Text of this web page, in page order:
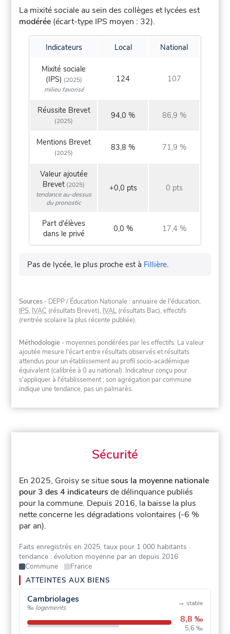
La mixité sociale au sein des collèges et lycées est
modérée (écart-type IPS moyen : 32).
Indicateurs Local National
Mixité sociale
(IPS) (2025)
milieu favorisé
124 107
Réussite Brevet
(2025)
94,0 % 86,9 %
Mentions Brevet
(2025)
83,8 % 71,9 %
Valeur ajoutée
Brevet (2025)
tendance au-dessus
du pronostic
+0,0 pts 0 pts
Part d'élèves
dans le privé
0,0 % 17,4 %
Pas de lycée, le plus proche est à Fillière.
Sources - DEPP / Éducation Nationale : annuaire de l'éducation,
IPS, IVAC (résultats Brevet), IVAL (résultats Bac), effectifs
(rentrée scolaire la plus récente publiée).
Méthodologie - moyennes pondérées par les effectifs. La valeur
ajoutée mesure l'écart entre résultats observés et résultats
attendus pour un établissement au profil socio-académique
équivalent (calibrée à 0 au national). Indicateur conçu pour
s'appliquer à l'établissement ; son agrégation par commune
indique une tendance, pas un palmarès.
Sécurité
En 2025, Groisy se situesous la moyenne nationale
pour 3 des 4 indicateurs de délinquance publiés
pour la commune. Depuis 2016, la baisse la plus
nette concerne les dégradations volontaires (-6 %
par an).
Faits enregistrés en 2025, taux pour 1 000 habitants ·
tendance : évolution moyenne par an depuis 2016
Commune
France
ATTEINTES AUX BIENS
Cambriolages
‰ logements
8,8 ‰
5,6 ‰
→ stable